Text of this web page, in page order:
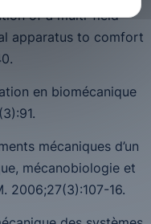
of a multi-field
apparatus to comfort
en biomécanique
(3):91.
mécaniques d’un
mécanobiologie et
2006;27(3):107-16.